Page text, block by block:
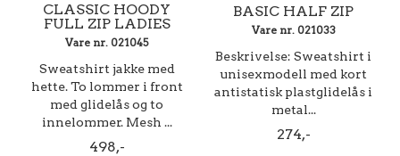
CLASSIC HOODY
FULL ZIP LADIES
Vare nr. 021045
Sweatshirt jakke med
hette. To lommer i front
med glidelås og to
innelommer. Mesh ...
498,-
BASIC HALF ZIP
Vare nr. 021033
Beskrivelse: Sweatshirt i
unisexmodell med kort
antistatisk plastglidelås i
metal...
274,-